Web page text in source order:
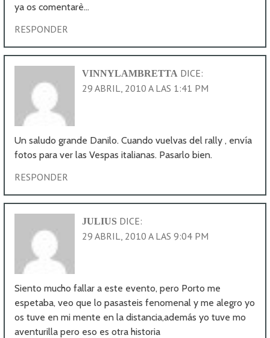
ya os comentarè…
RESPONDER
VINNYLAMBRETTA DICE:
29 ABRIL, 2010 A LAS 1:41 PM
Un saludo grande Danilo. Cuando vuelvas del rally , envía
fotos para ver las Vespas italianas. Pasarlo bien.
RESPONDER
JULIUS DICE:
29 ABRIL, 2010 A LAS 9:04 PM
Siento mucho fallar a este evento, pero Porto me
espetaba, veo que lo pasasteis fenomenal y me alegro yo
os tuve en mi mente en la distancia,además yo tuve mo
aventurilla pero eso es otra historia